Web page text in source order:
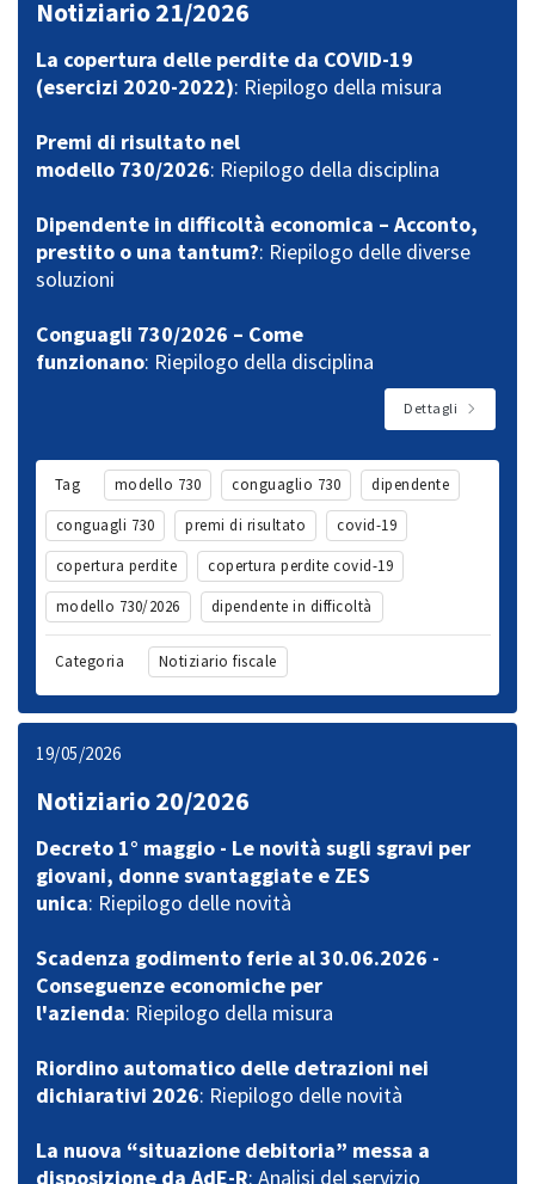
Notiziario 21/2026
La copertura delle perdite da COVID-19
(esercizi 2020-2022): Riepilogo della misura
Premi di risultato nel
modello 730/2026: Riepilogo della disciplina
Dipendente in difficoltà economica – Acconto,
prestito o una tantum?: Riepilogo delle diverse
soluzioni
Conguagli 730/2026 – Come
funzionano: Riepilogo della disciplina
Dettagli
Tag modello 730 conguaglio 730
dipendente
conguagli 730
premi di risultato
covid-19
copertura perdite
copertura perdite covid-19
modello 730/2026
dipendente in difficoltà
Categoria Notiziario fiscale
19/05/2026
Notiziario 20/2026
Decreto 1° maggio - Le novità sugli sgravi per
giovani, donne svantaggiate e ZES
unica: Riepilogo delle novità
Scadenza godimento ferie al 30.06.2026 -
Conseguenze economiche per
l'azienda: Riepilogo della misura
Riordino automatico delle detrazioni nei
dichiarativi 2026: Riepilogo delle novità
La nuova “situazione debitoria” messa a
disposizione da AdE-R: Analisi del servizio